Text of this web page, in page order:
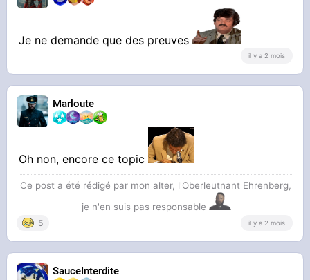
Je ne demande que des preuves
il y a 2 mois
Marloute
Oh non, encore ce topic
Ce post a été rédigé par mon alter, l'Oberleutnant Ehrenberg,
je n'en suis pas responsable
5 il y a 2 mois
SauceInterdite